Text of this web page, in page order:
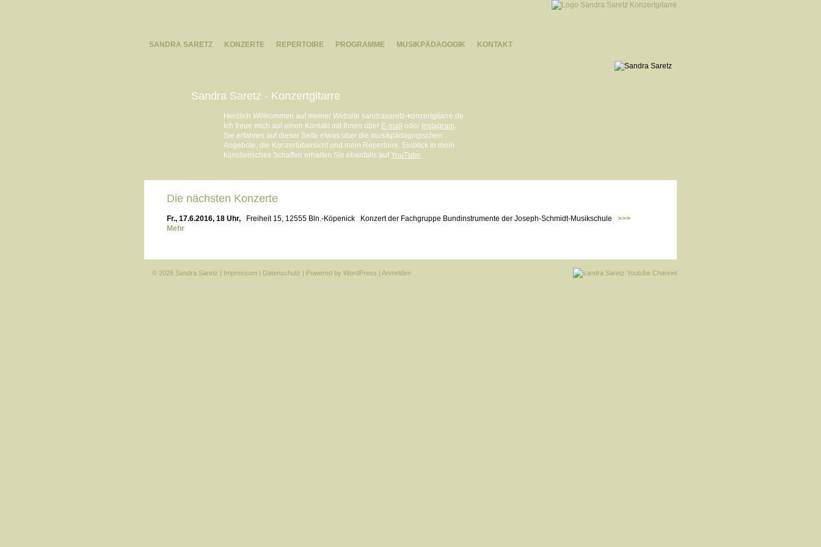
SANDRA SARETZ KONZERTE REPERTOIRE PROGRAMME MUSIKPÄDAGOGIK KONTAKT
Sandra Saretz - Konzertgitarre
Herzlich Willkommen auf meiner Website sandrasaretz-konzertgitarre.de.
Ich freue mich auf einen Kontakt mit Ihnen über E-mail oder Instagram.
Sie erfahren auf dieser Seite etwas über die musikpädagogischen
Angebote, die Konzertübersicht und mein Repertoire. Einblick in mein
künstlerisches Schaffen erhalten Sie ebenfalls auf YouTube.
Die nächsten Konzerte
Fr., 17.6.2016, 18 Uhr, Freiheit 15, 12555 Bln.-Köpenick Konzert der Fachgruppe Bundinstrumente der Joseph-Schmidt-Musikschule
>>>
Mehr
© 2026 Sandra Saretz | Impressum | Datenschutz | Powered by WordPress | Anmelden